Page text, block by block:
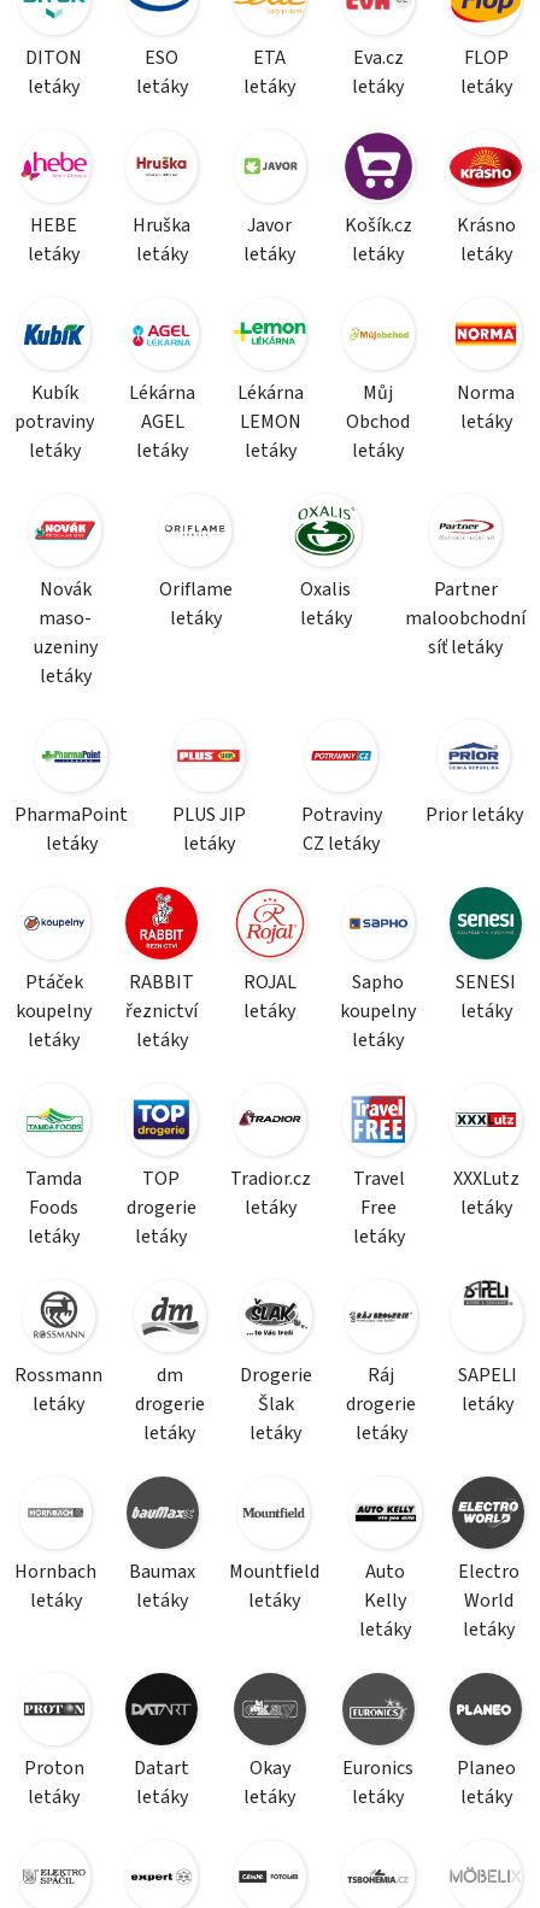
DITON
letáky
ESO
letáky
ETA
letáky
Eva.cz
letáky
FLOP
letáky
HEBE
letáky
Hruška
letáky
Javor
letáky
Košík.cz
letáky
Krásno
letáky
Kubík
potraviny
letáky
Lékárna
AGEL
letáky
Lékárna
LEMON
letáky
Můj
Obchod
letáky
Norma
letáky
Novák
maso-
uzeniny
letáky
Oriflame
letáky
Oxalis
letáky
Partner
maloobchodní
síť letáky
PharmaPoint
letáky
PLUS JIP
letáky
Potraviny
CZ letáky
Prior letáky
Ptáček
koupelny
letáky
RABBIT
řeznictví
letáky
ROJAL
letáky
Sapho
koupelny
letáky
SENESI
letáky
Tamda
Foods
letáky
TOP
drogerie
letáky
Tradior.cz
letáky
Travel
Free
letáky
XXXLutz
letáky
Rossmann
letáky
dm
drogerie
letáky
Drogerie
Šlak
letáky
Ráj
drogerie
letáky
SAPELI
letáky
Hornbach
letáky
Baumax
letáky
Mountfield
letáky
Auto
Kelly
letáky
Electro
World
letáky
Proton
letáky
Datart
letáky
Okay
letáky
Euronics
letáky
Planeo
letáky